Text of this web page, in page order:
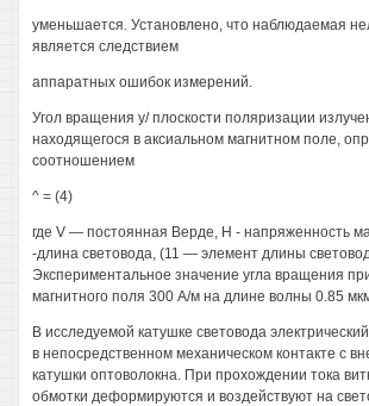
уменьшается. Установлено, что наблюдаемая
является следствием
аппаратных ошибок измерений.
Угол вращения у/ плоскости поляризации
находящегося в аксиальном магнитном поле,
соотношением
^ = (4)
где V — постоянная Верде, Н - напряженность
-длина световода, (11 — элемент длины
Экспериментальное значение угла вращения
магнитного поля 300 А/м на длине волны 0.85
В исследуемой катушке световода
в непосредственном механическом контакте с
катушки оптоволокна. При прохождении тока
обмотки деформируются и воздействуют на